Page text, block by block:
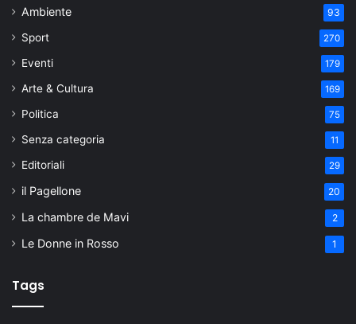
Ambiente 93
Sport 270
Eventi 179
Arte & Cultura 169
Politica 75
Senza categoria 11
Editoriali 29
il Pagellone 20
La chambre de Mavi 2
Le Donne in Rosso 1
Tags